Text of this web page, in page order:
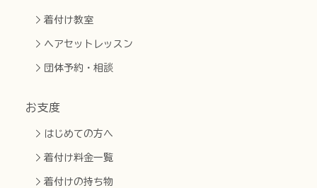
お支度
はじめての方へ
着付け料金一覧
着付けの持ち物
着付け教室
ヘアセットレッスン
団体予約・相談